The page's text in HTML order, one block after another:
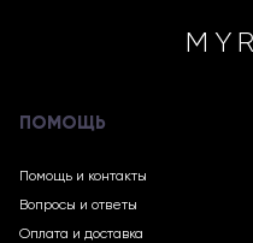
ПОМОЩЬ
Помощь и контакты
Вопросы и ответы
Оплата и доставка